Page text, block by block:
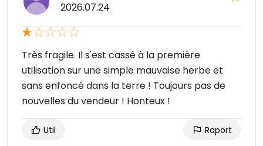
2026.07.24
Très fragile. Il s'est cassé à la première
utilisation sur une simple mauvaise herbe et
sans enfoncé dans la terre ! Toujours pas de
nouvelles du vendeur ! Honteux !
Util Raport